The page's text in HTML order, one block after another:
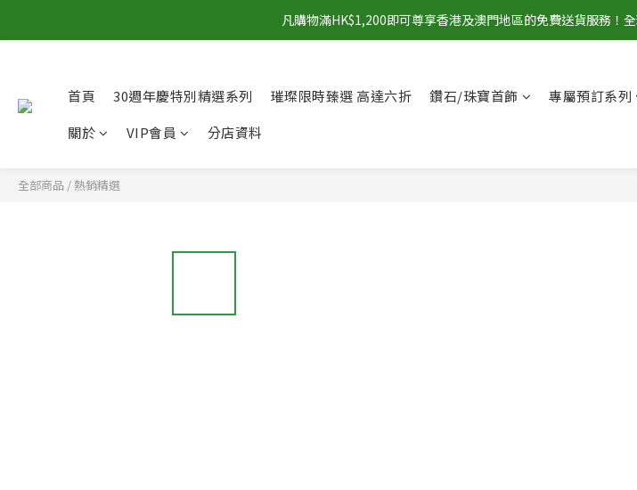
凡購物滿HK$1,200即可尊享香港及澳門地區的免費送貨服務！
首頁 30週年慶特別精選系列 璀璨限時臻選 高達六折 鑽石/珠寶首飾 專屬預訂系列
關於
VIP會員 分店資料
全部商品 /熱銷精選